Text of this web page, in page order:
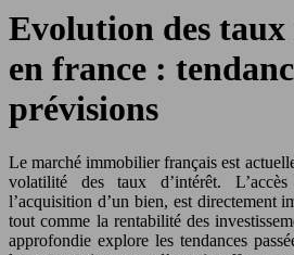
Evolution des
en france :
prévisions
Le marché immobilier français est
volatilité des taux d’intérêt.
l’acquisition d’un bien, est directement
tout comme la rentabilité des
approfondie explore les tendances